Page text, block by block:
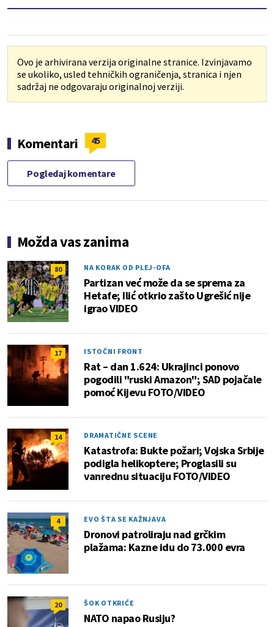
Ovo je arhivirana verzija originalne stranice. Izvinjavamo
se ukoliko, usled tehničkih ograničenja, stranica i njen
sadržaj ne odgovaraju originalnoj verziji.
Komentari 45
Pogledaj komentare
Možda vas zanima
80 NA KORAK OD PLEJ-OFA
Partizan već može da se sprema za
Hetafe; Ilić otkrio zašto Ugrešić nije
igrao VIDEO
17 ISTOČNI FRONT
Rat – dan 1.624: Ukrajinci ponovo
pogodili "ruski Amazon"; SAD pojačale
pomoć Kijevu FOTO/VIDEO
14 DRAMATIČNE SCENE
Katastrofa: Bukte požari; Vojska Srbije
podigla helikoptere; Proglasili su
vanrednu situaciju FOTO/VIDEO
4 EVO ŠTA SE KAŽNJAVA
Dronovi patroliraju nad grčkim
plažama: Kazne idu do 73.000 evra
20 ŠOK OTKRIĆE
NATO napao Rusiju?